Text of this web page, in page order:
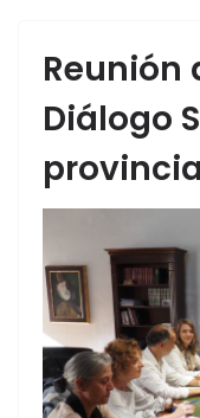
Reunión
Diálogo